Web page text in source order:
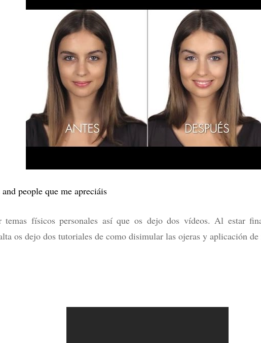
LA
AUTOESTIMA
Y
SONREÍR
people que me apreciáis
físicos personales así que os dejo dos vídeos. Al estar
os dejo dos tutoriales de como disimular las ojeras y aplicación